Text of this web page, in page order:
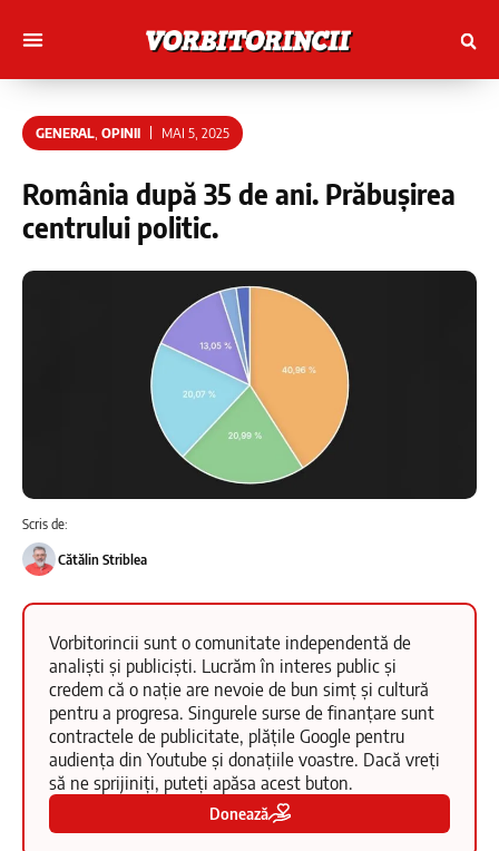
GENERAL ,OPINII MAI 5, 2025
România după 35 de ani. Prăbușirea
centrului politic.
Scris de:
Cătălin Striblea
Vorbitorincii sunt o comunitate independentă de
analiști și publiciști. Lucrăm în interes public și
credem că o nație are nevoie de bun simț și cultură
pentru a progresa. Singurele surse de finanțare sunt
contractele de publicitate, plățile Google pentru
audiența din Youtube și donațiile voastre. Dacă vreți
să ne sprijiniți, puteți apăsa acest buton.
Donează